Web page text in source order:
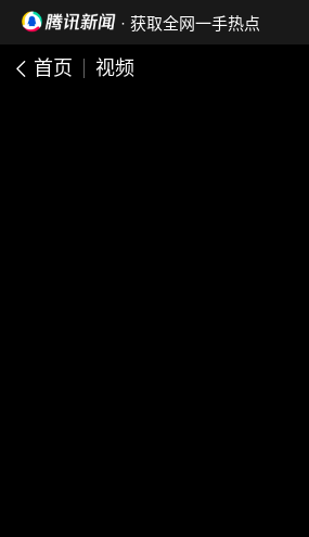
· 获取全网一手热点
首页 视频